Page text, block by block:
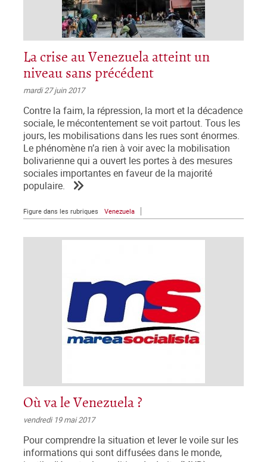
La crise au Venezuela atteint un
niveau sans précédent
mardi 27 juin 2017
Contre la faim, la répression, la mort et la décadence
sociale, le mécontentement se voit partout. Tous les
jours, les mobilisations dans les rues sont énormes.
Le phénomène n’a rien à voir avec la mobilisation
bolivarienne qui a ouvert les portes à des mesures
sociales importantes en faveur de la majorité
populaire.
Figure dans les rubriques Venezuela
Où va le Venezuela ?
vendredi 19 mai 2017
Pour comprendre la situation et lever le voile sur les
informations qui sont diffusées dans le monde,